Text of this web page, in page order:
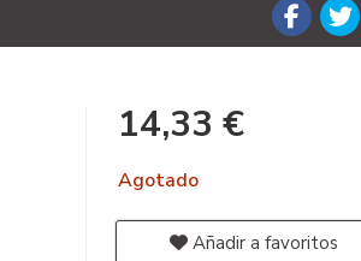
14,33 €
Agotado
Añadir a favoritos